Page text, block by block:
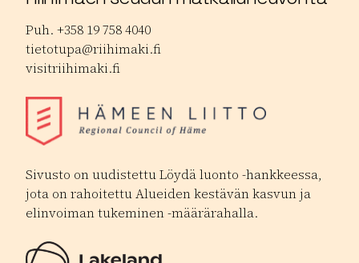
Puh. +358 19 758 4040
tietotupa@riihimaki.fi
visitriihimaki.fi
Sivusto on uudistettu Löydä luonto -hankkeessa,
jota on rahoitettu Alueiden kestävän kasvun ja
elinvoiman tukeminen -määrärahalla.